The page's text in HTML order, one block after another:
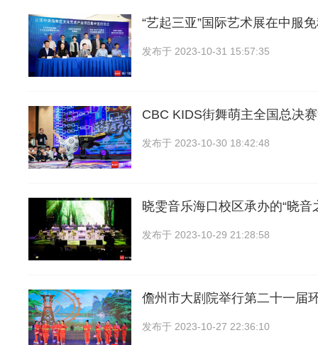
“艺起三亚”国际艺术展在中服
发布于 2023-10-31 15:57:35
CBC KIDS街舞萌主全国总决
发布于 2023-10-30 18:42:48
晓雯音乐海口校区承办的“晓音
发布于 2023-10-29 21:28:58
儋州市大剧院举行第二十一届
发布于 2023-10-27 22:36:10